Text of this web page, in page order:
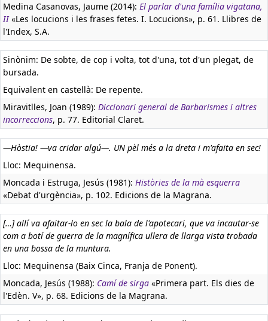
Medina Casanovas, Jaume (2014): El parlar d'una família vigatana,
II«Les locucions i les frases fetes. I. Locucions», p. 61. Llibres de
l'Index, S.A.
Sinònim: De sobte, de cop i volta, tot d'una, tot d'un plegat, de
bursada.
Equivalent en castellà: De repente.
Miravitlles, Joan (1989): Diccionari general de Barbarismes i altres
incorreccions, p. 77. Editorial Claret.
—Hòstia! —va cridar algú—. UN pèl més a la dreta i m'afaita en sec!
Lloc: Mequinensa.
Moncada i Estruga, Jesús (1981): Històries de la mà esquerra
«Debat d'urgència», p. 102. Edicions de la Magrana.
[…] allí va afaitar-lo en sec la bala de l'apotecari, que va incautar-se
com a botí de guerra de la magnífica ullera de llarga vista trobada
en una bossa de la muntura.
Lloc: Mequinensa (Baix Cinca, Franja de Ponent).
Moncada, Jesús (1988): Camí de sirga «Primera part. Els dies de
l'Edèn. V», p. 68. Edicions de la Magrana.